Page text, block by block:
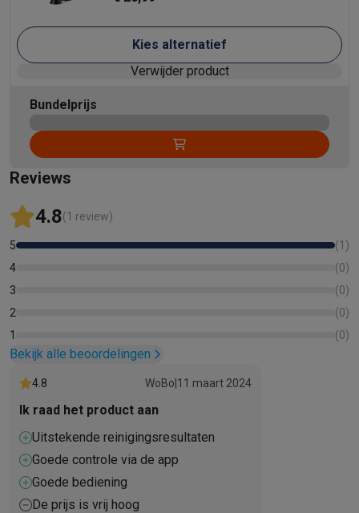
Kies alternatief
Verwijder product
Bundelprijs
Reviews
4.8(1 review)
5 (1 )
4
(0)
3
(0)
2
(0)
1
(0)
Bekijk alle beoordelingen
4.8 WoBo 11 maart 2024
Ik raad het product aan
Uitstekende reinigingsresultaten
Goede controle via de app
Goede bediening
De prijs is vrij hoog